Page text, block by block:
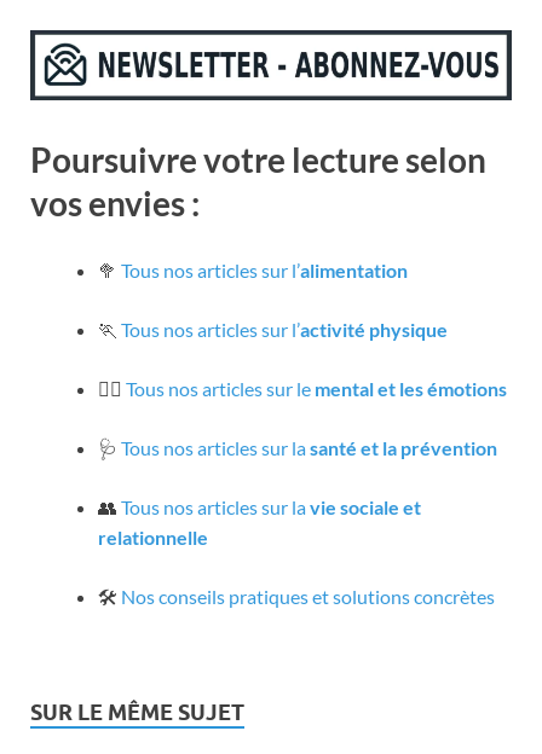
Poursuivre votre lecture selon
vos envies :
🥦 Tous nos articles sur l’alimentation
🏃 Tous nos articles sur l’activité physique
🧘‍♀️ Tous nos articles sur le mental et les émotions
🩺 Tous nos articles sur lasanté et la prévention
👥 Tous nos articles sur lavie sociale et
relationnelle
🛠️ Nos conseils pratiques et solutions concrètes
SUR LE MÊME SUJET